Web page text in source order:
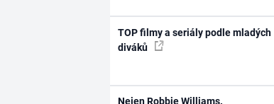
TOP filmy a seriály podle mladých
diváků
Nejen Robbie Williams.